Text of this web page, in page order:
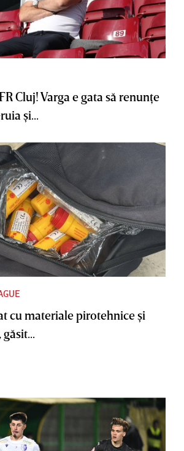
Cluj! Varga e gata să renunţe
şi...
cu materiale pirotehnice şi